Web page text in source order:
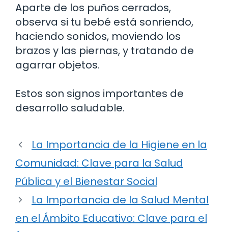
Aparte de los puños cerrados,
observa si tu bebé está sonriendo,
haciendo sonidos, moviendo los
brazos y las piernas, y tratando de
agarrar objetos.
Estos son signos importantes de
desarrollo saludable.
La Importancia de la Higiene en la
Comunidad: Clave para la Salud
Pública y el Bienestar Social
La Importancia de la Salud Mental
en el Ámbito Educativo: Clave para el